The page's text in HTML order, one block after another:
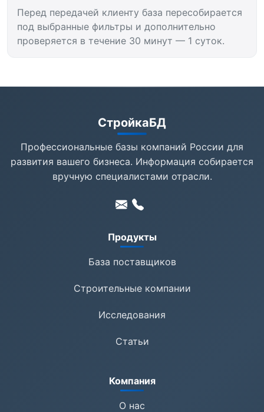
Перед передачей клиенту база пересобирается
под выбранные фильтры и дополнительно
проверяется в течение 30 минут — 1 суток.
СтройкаБД
Профессиональные базы компаний России для
развития вашего бизнеса. Информация собирается
вручную специалистами отрасли.
Продукты
База поставщиков
Строительные компании
Исследования
Статьи
Компания
О нас